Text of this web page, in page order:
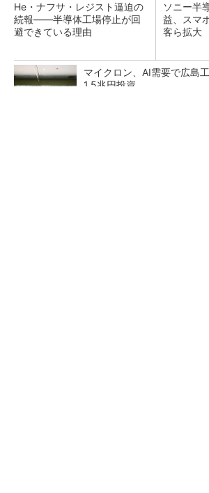
He・ナフサ・レジスト逼迫の
続報――半導体工場停止が回
避できている理由
ソニー半
益、スマ
客ら拡大
マイクロン、AI需要で広島
1.5兆円投資